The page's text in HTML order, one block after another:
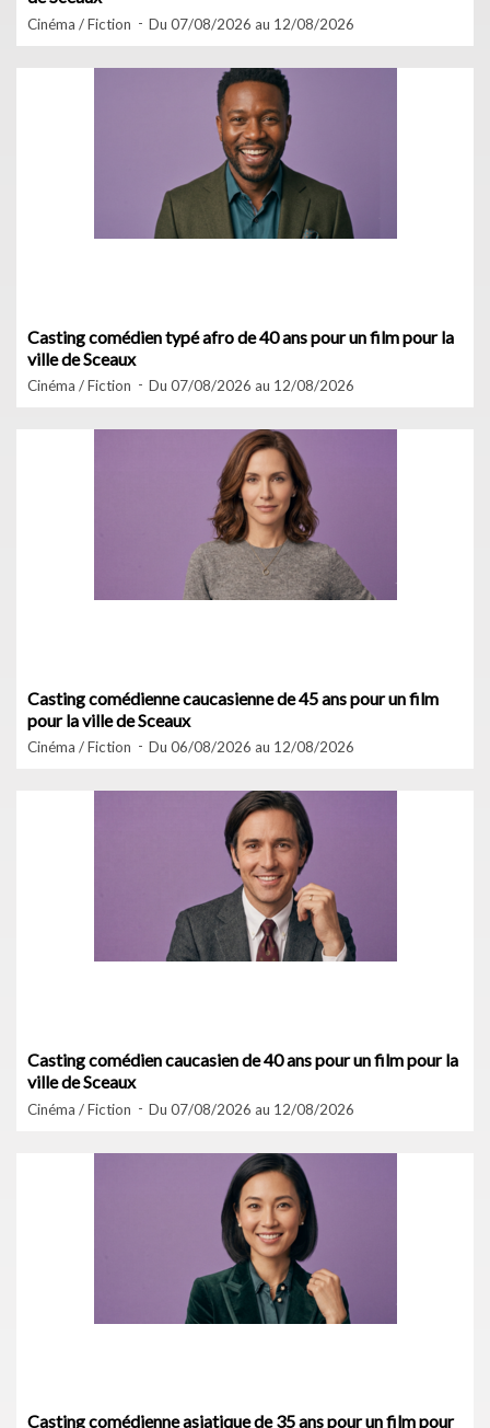
Cinéma / Fiction Du 07/08/2026 au 12/08/2026
Casting comédien typé afro de 40 ans pour un film pour la
ville de Sceaux
Cinéma / Fiction Du 07/08/2026 au 12/08/2026
Casting comédienne caucasienne de 45 ans pour un film
pour la ville de Sceaux
Cinéma / Fiction Du 06/08/2026 au 12/08/2026
Casting comédien caucasien de 40 ans pour un film pour la
ville de Sceaux
Cinéma / Fiction Du 07/08/2026 au 12/08/2026
Casting comédienne asiatique de 35 ans pour un film pour